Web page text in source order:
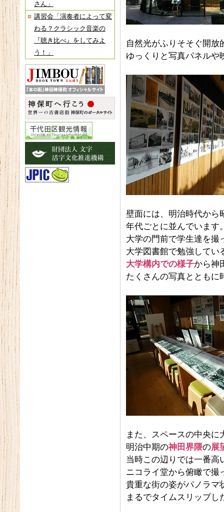
さん」
講習会「演奏者によって変
わる？クラシック音楽の
『聴き比べ』をしてみよ
う！」
自然光がふりそそぐ開放
ゆっくりと写真パネルや
壁面には、明治時代から
年代ごとに並んでいます
大学の門前で学生達を撮
大学図書館で勉強してい
大学構内での様子から神
たくさんの写真とともに
また、スペースの中央
明治中期の神田界隈の展
当時この辺りでは一番高
ニコライ堂から俯瞰で撮
貴重な街の姿がパノラマ
まるでタイムスリップ